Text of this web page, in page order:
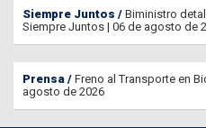
Siempre Juntos
Biministro
Siempre Juntos | 06 de agosto de
Prensa
Freno al Transporte en
agosto de 2026